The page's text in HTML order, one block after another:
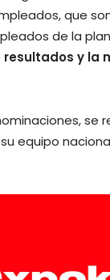
que
de la
y la
se
equipo